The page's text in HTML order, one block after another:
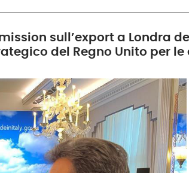
sull’export a Londra
del Regno Unito per le